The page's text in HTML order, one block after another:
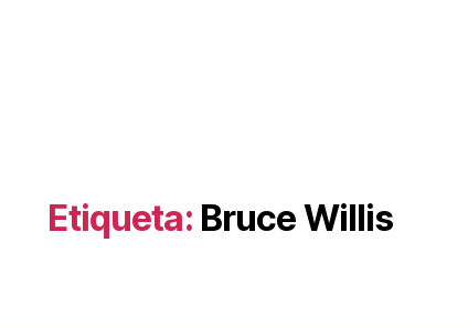
Etiqueta: Bruce Willis